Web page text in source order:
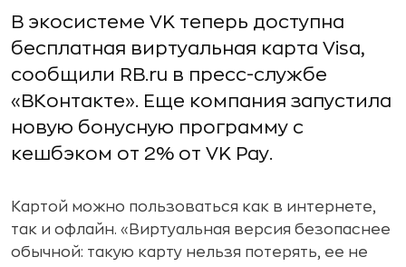
В экосистеме VK теперь доступна
бесплатная виртуальная карта Visa,
сообщили RB.ru в пресс-службе
«ВКонтакте». Еще компания запустила
новую бонусную программу с
кешбэком от 2% от VK Pay.
Картой можно пользоваться как в интернете,
так и офлайн. «Виртуальная версия безопаснее
обычной: такую карту нельзя потерять, ее не